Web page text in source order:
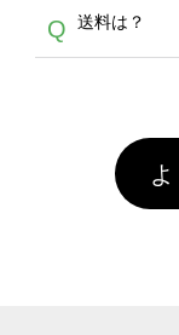
から
年
文回
頂い
ク
とい
を塗
害な
お
し
通常
A
ませ
像
Q 送料は？
引
場
い。